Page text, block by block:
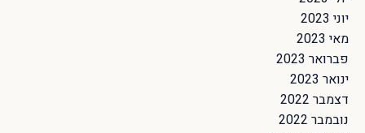
יוני 2023
מאי 2023
פברואר 2023
ינואר 2023
דצמבר 2022
נובמבר 2022